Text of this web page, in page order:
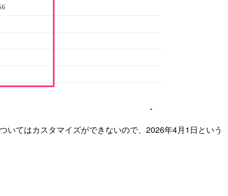
てはカスタマイズができないので、2026年4月1日という